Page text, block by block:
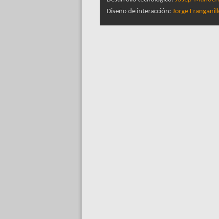
Diseño de interacción: Jorge